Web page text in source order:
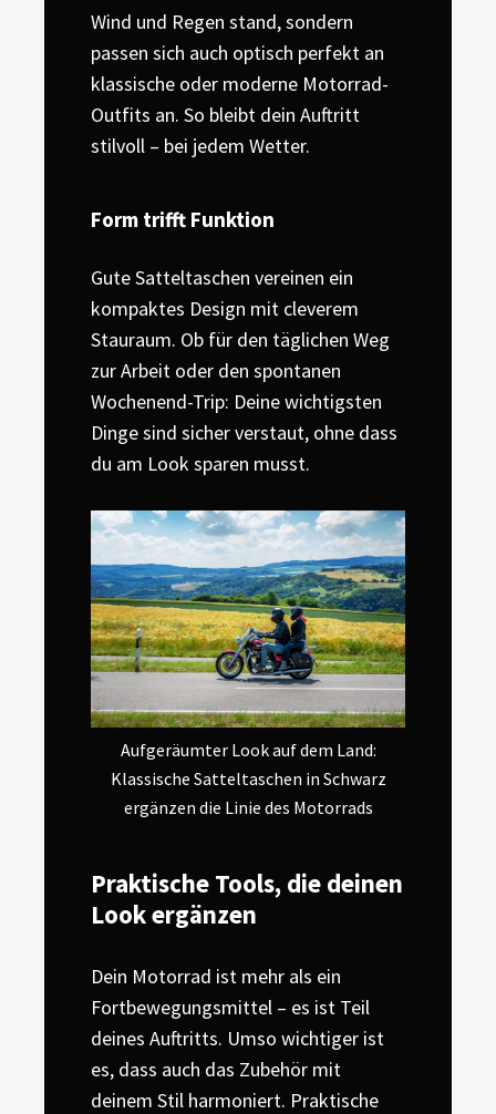
Wind und Regen stand, sondern
passen sich auch optisch perfekt an
klassische oder moderne Motorrad-
Outfits an. So bleibt dein Auftritt
stilvoll – bei jedem Wetter.
Form trifft Funktion
Gute Satteltaschen vereinen ein
kompaktes Design mit cleverem
Stauraum. Ob für den täglichen Weg
zur Arbeit oder den spontanen
Wochenend-Trip: Deine wichtigsten
Dinge sind sicher verstaut, ohne dass
du am Look sparen musst.
Aufgeräumter Look auf dem Land:
Klassische Satteltaschen in Schwarz
ergänzen die Linie des Motorrads
Praktische Tools, die deinen
Look ergänzen
Dein Motorrad ist mehr als ein
Fortbewegungsmittel – es ist Teil
deines Auftritts. Umso wichtiger ist
es, dass auch das Zubehör mit
deinem Stil harmoniert. Praktische